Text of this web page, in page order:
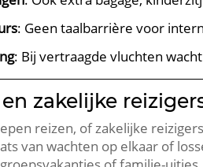
: Geen taalbarrière voor
: Bij vertraagde vluchten
zakelijke
reizen, of zakelijke
van wachten op elkaar of